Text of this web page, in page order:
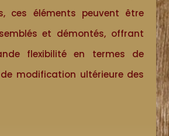
ces éléments peuvent être
et démontés, offrant
flexibilité en termes de
modification ultérieure des